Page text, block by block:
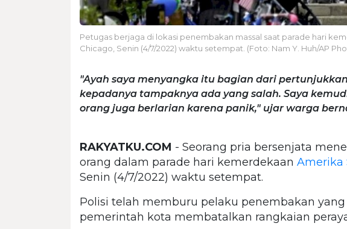
Petugas berjaga di lokasi penembakan massal saat parade hari
Chicago, Senin (4/7/2022) waktu setempat. (Foto: Nam Y. Huh/AP
"Ayah saya menyangka itu bagian dari
kepadanya tampaknya ada yang salah. Saya
orang juga berlarian karena panik," ujar warga
RAKYATKU.COM - Seorang pria bersenjata
orang dalam parade hari kemerdekaan Amerika
Senin (4/7/2022) waktu setempat.
Polisi telah memburu pelaku penembakan yang
pemerintah kota membatalkan rangkaian